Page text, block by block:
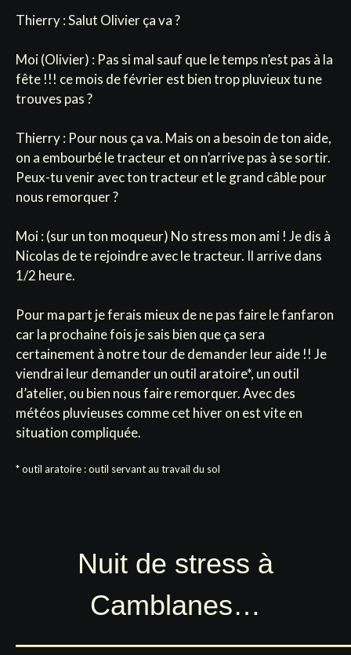
Thierry : Salut Olivier ça va ?
Moi (Olivier) : Pas si mal sauf que le temps n’est pas à la
fête !!! ce mois de février est bien trop pluvieux tu ne
trouves pas ?
Thierry : Pour nous ça va. Mais on a besoin de ton aide,
on a embourbé le tracteur et on n’arrive pas à se sortir.
Peux-tu venir avec ton tracteur et le grand câble pour
nous remorquer ?
Moi : (sur un ton moqueur) No stress mon ami ! Je dis à
Nicolas de te rejoindre avec le tracteur. Il arrive dans
1/2 heure.
Pour ma part je ferais mieux de ne pas faire le fanfaron
car la prochaine fois je sais bien que ça sera
certainement à notre tour de demander leur aide !! Je
viendrai leur demander un outil aratoire*, un outil
d’atelier, ou bien nous faire remorquer. Avec des
météos pluvieuses comme cet hiver on est vite en
situation compliquée.
* outil aratoire : outil servant au travail du sol
Nuit de stress à
Camblanes…